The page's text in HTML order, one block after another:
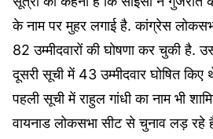
के नाम पर मुहर लगाई है. कांग्रेस
82 उम्मीदवारों की घोषणा कर चुकी
दूसरी सूची में 43 उम्मीदवार घोषित किए थे.
पहली सूची में राहुल गांधी का नाम भी
वायनाड लोकसभा सीट से चुनाव लड़ रहे